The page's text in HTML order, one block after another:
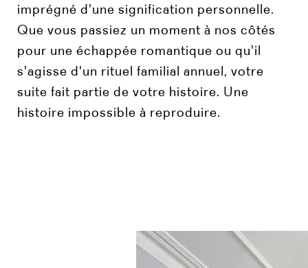
imprégné d'une signification personnelle.
Que vous passiez un moment à nos côtés
pour une échappée romantique ou qu'il
s'agisse d'un rituel familial annuel, votre
suite fait partie de votre histoire. Une
histoire impossible à reproduire.